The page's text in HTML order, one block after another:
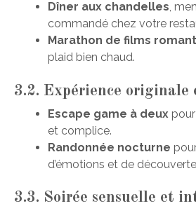
Dîner aux chandelles,
commandé chez votre
Marathon de films
plaid bien chaud.
3.2. Expérience originale
Escape game à deux
et complice.
Randonnée nocturne
d’émotions et de
3.3. Soirée sensuelle et